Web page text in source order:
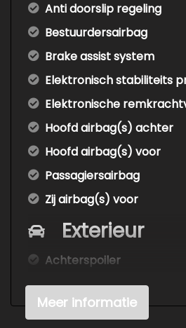
Anti doorslip regeling
Bestuurdersairbag
Brake assist system
Elektronisch stabiliteits
Elektronische
Hoofd airbag(s) achter
Hoofd airbag(s) voor
Passagiersairbag
Zij airbag(s) voor
Exterieur
Achterspoiler
Buitenspiegels elektrisch
Buitenspiegels in
Meer informatie